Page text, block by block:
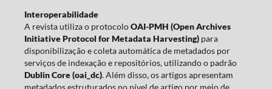
Interoperabilidade
A revista utiliza o protocoloOAI-PMH (Open Archives
Initiative Protocol for Metadata Harvesting)para
disponibilização e coleta automática de metadados por
serviços de indexação e repositórios, utilizando o padrão
Dublin Core (oai_dc). Além disso, os artigos apresentam